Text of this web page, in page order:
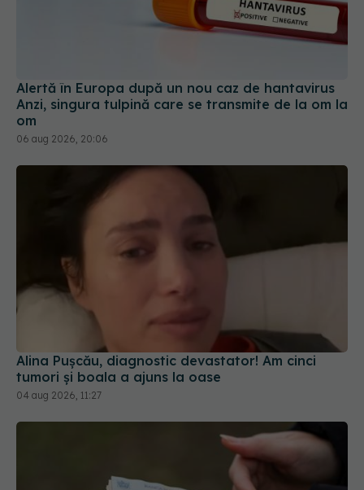
Alertă în Europa după un nou caz de hantavirus
Anzi, singura tulpină care se transmite de la om la
om
06 aug 2026, 20:06
Alina Pușcău, diagnostic devastator! Am cinci
tumori și boala a ajuns la oase
04 aug 2026, 11:27